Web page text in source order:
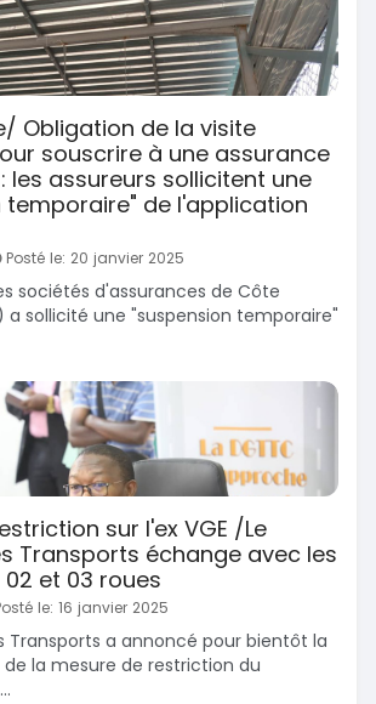
Obligation de la visite
souscrire à une assurance
les assureurs sollicitent une
temporaire" de l'application
Posté le: 20 janvier 2025
sociétés d'assurances de Côte
a sollicité une "suspension temporaire"
sur l'ex VGE /Le
Transports échange avec les
et 03 roues
le: 16 janvier 2025
Transports a annoncé pour bientôt la
la mesure de restriction du